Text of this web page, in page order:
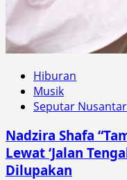
Hiburan
Musik
Seputar
Nadzira Shafa
Lewat ‘Jalan
Dilupakan